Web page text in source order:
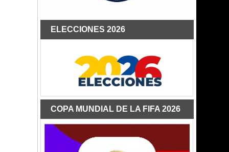
ELECCIONES 2026
COPA MUNDIAL DE LA FIFA 2026